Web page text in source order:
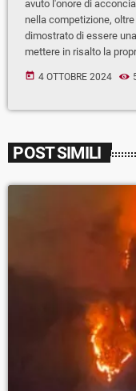
avuto l'onore di
nella competizione,
dimostrato di essere
mettere in risalto la
today 4 OTTOBRE 2024
POST SIMILI